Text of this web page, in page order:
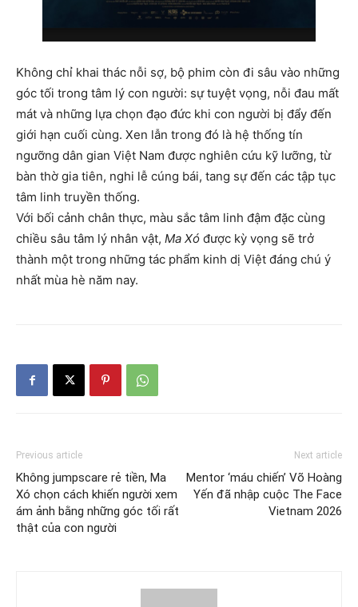
Không chỉ khai thác nỗi sợ, bộ phim còn đi sâu vào những
góc tối trong tâm lý con người: sự tuyệt vọng, nỗi đau mất
mát và những lựa chọn đạo đức khi con người bị đẩy đến
giới hạn cuối cùng. Xen lẫn trong đó là hệ thống tín
ngưỡng dân gian Việt Nam được nghiên cứu kỹ lưỡng, từ
bàn thờ gia tiên, nghi lễ cúng bái, tang sự đến các tập tục
tâm linh truyền thống.
Với bối cảnh chân thực, màu sắc tâm linh đậm đặc cùng
chiều sâu tâm lý nhân vật, Ma Xó được kỳ vọng sẽ trở
thành một trong những tác phẩm kinh dị Việt đáng chú ý
nhất mùa hè năm nay.
Previous article
Không jumpscare rẻ tiền, Ma
Xó chọn cách khiến người xem
ám ảnh bằng những góc tối rất
thật của con người
Next article
Mentor ‘máu chiến’ Võ Hoàng
Yến đã nhập cuộc The Face
Vietnam 2026